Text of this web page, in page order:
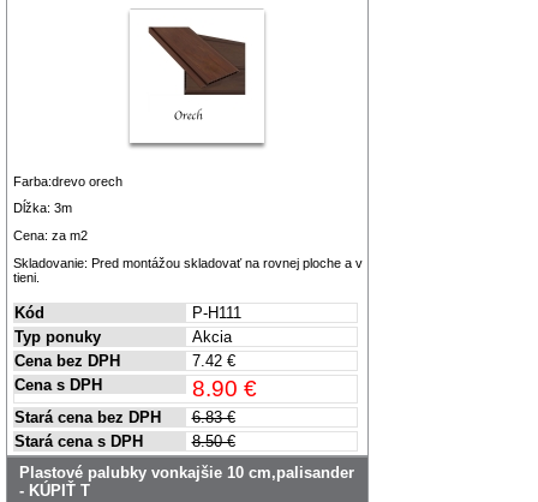
Farba:drevo orech
Dĺžka: 3m
Cena: za m2
Skladovanie: Pred montážou skladovať na rovnej ploche a v
tieni.
Kód
P-H111
Typ ponuky
Akcia
Cena bez DPH
7.42 €
Cena s DPH
8.90 €
Stará cena bez DPH
6.83 €
Stará cena s DPH
8.50 €
Plastové palubky vonkajšie 10 cm,palisander
- KÚPIŤ T